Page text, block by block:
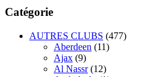
Catégorie
AUTRES CLUBS (477)
Aberdeen (11)
Ajax (9)
Al Nassr (12)